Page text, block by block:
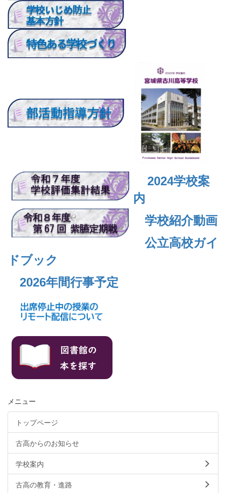
2024学校案
内
学校紹介動画
公立高校ガイ
ドブック
2026年間行事予定
メニュー
トップページ
古高からのお知らせ
学校案内
古高の教育・進路